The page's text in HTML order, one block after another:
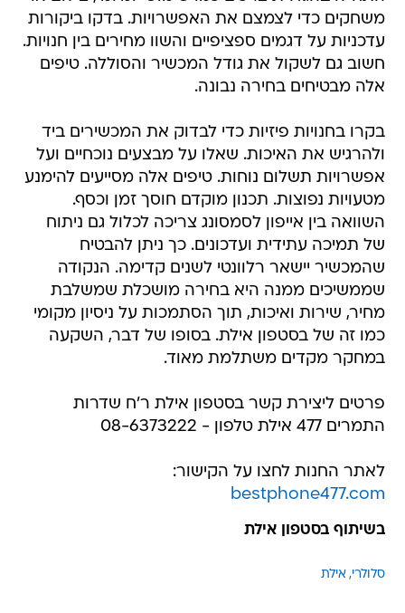
משחקים כדי לצמצם את האפשרויות. בדקו ביקורות
עדכניות על דגמים ספציפיים והשוו מחירים בין חנויות.
חשוב גם לשקול את גודל המכשיר והסוללה. טיפים
אלה מבטיחים בחירה נבונה.
בקרו בחנויות פיזיות כדי לבדוק את המכשירים ביד
ולהרגיש את האיכות. שאלו על מבצעים נוכחיים ועל
אפשרויות תשלום נוחות. טיפים אלה מסייעים להימנע
מטעויות נפוצות. תכנון מוקדם חוסך זמן וכסף.
השוואה בין אייפון לסמסונג צריכה לכלול גם ניתוח
של תמיכה עתידית ועדכונים. כך ניתן להבטיח
שהמכשיר יישאר רלוונטי לשנים קדימה. הנקודה
שממשיכים ממנה היא בחירה מושכלת שמשלבת
מחיר, שירות ואיכות, תוך הסתמכות על ניסיון מקומי
כמו זה של בסטפון אילת. בסופו של דבר, השקעה
במחקר מקדים משתלמת מאוד.
פרטים ליצירת קשר בסטפון אילת ר'ח שדרות
התמרים 477 אילת טלפון - 08-6373222
לאתר החנות לחצו על הקישור:
bestphone477.com
בשיתוף בסטפון אילת
סלולרי אילת